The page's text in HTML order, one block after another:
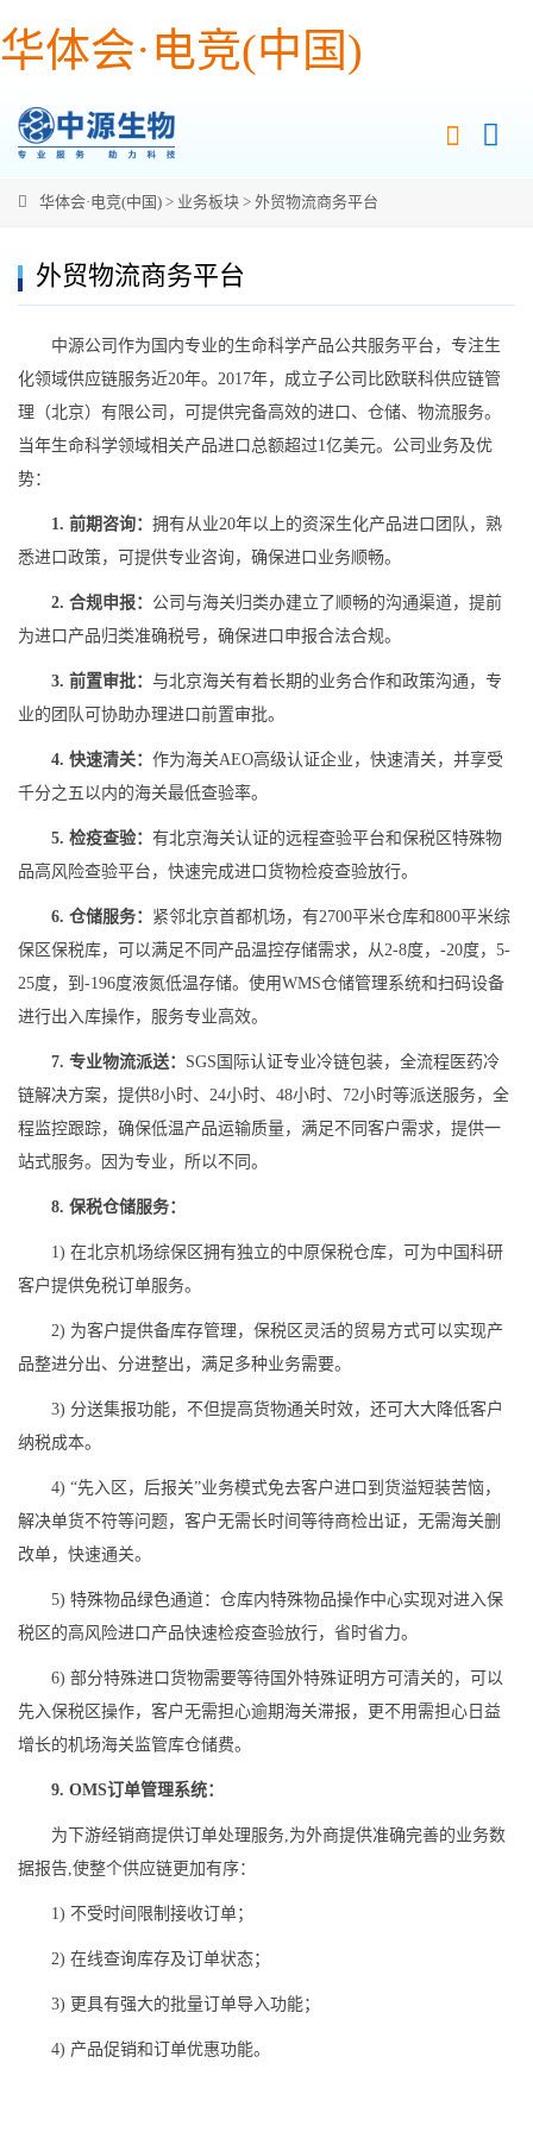
华体会·电竞(中国)
华体会·电竞(中国) > 业务板块 > 外贸物流商务平台
外贸物流商务平台
中源公司作为国内专业的生命科学产品公共服务平台，专注生
化领域供应链服务近20年。2017年，成立子公司比欧联科供应链管
理（北京）有限公司，可提供完备高效的进口、仓储、物流服务。
当年生命科学领域相关产品进口总额超过1亿美元。公司业务及优
势：
1. 前期咨询： 拥有从业20年以上的资深生化产品进口团队，熟
悉进口政策，可提供专业咨询，确保进口业务顺畅。
2. 合规申报： 公司与海关归类办建立了顺畅的沟通渠道，提前
为进口产品归类准确税号，确保进口申报合法合规。
3. 前置审批： 与北京海关有着长期的业务合作和政策沟通，专
业的团队可协助办理进口前置审批。
4. 快速清关： 作为海关AEO高级认证企业，快速清关，并享受
千分之五以内的海关最低查验率。
5. 检疫查验： 有北京海关认证的远程查验平台和保税区特殊物
品高风险查验平台，快速完成进口货物检疫查验放行。
6. 仓储服务： 紧邻北京首都机场，有2700平米仓库和800平米综
保区保税库，可以满足不同产品温控存储需求，从2-8度，-20度，5-
25度，到-196度液氮低温存储。使用WMS仓储管理系统和扫码设备
进行出入库操作，服务专业高效。
7. 专业物流派送： SGS国际认证专业冷链包装，全流程医药冷
链解决方案，提供8小时、24小时、48小时、72小时等派送服务，全
程监控跟踪，确保低温产品运输质量，满足不同客户需求，提供一
站式服务。因为专业，所以不同。
8. 保税仓储服务：
1) 在北京机场综保区拥有独立的中原保税仓库，可为中国科研
客户提供免税订单服务。
2) 为客户提供备库存管理，保税区灵活的贸易方式可以实现产
品整进分出、分进整出，满足多种业务需要。
3) 分送集报功能，不但提高货物通关时效，还可大大降低客户
纳税成本。
4) “先入区，后报关”业务模式免去客户进口到货溢短装苦恼，
解决单货不符等问题，客户无需长时间等待商检出证，无需海关删
改单，快速通关。
5) 特殊物品绿色通道：仓库内特殊物品操作中心实现对进入保
税区的高风险进口产品快速检疫查验放行，省时省力。
6) 部分特殊进口货物需要等待国外特殊证明方可清关的，可以
先入保税区操作，客户无需担心逾期海关滞报，更不用需担心日益
增长的机场海关监管库仓储费。
9. OMS订单管理系统：
为下游经销商提供订单处理服务,为外商提供准确完善的业务数
据报告,使整个供应链更加有序：
1) 不受时间限制接收订单；
2) 在线查询库存及订单状态；
3) 更具有强大的批量订单导入功能；
4) 产品促销和订单优惠功能。